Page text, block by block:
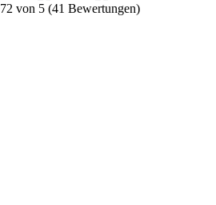
von 5 (41 Bewertungen)